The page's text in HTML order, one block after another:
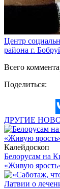
Центр
района г.
Всего
Поделиться:
ДРУГИЕ
Калейдоскоп
Белорусам на
«Живую